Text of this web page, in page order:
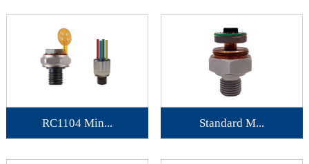
RC1104 Min... Standard M...